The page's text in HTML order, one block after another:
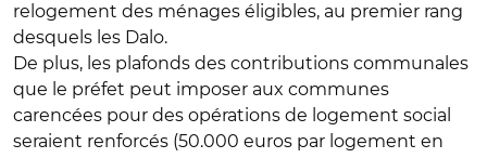
relogement des ménages éligibles, au premier rang
desquels les Dalo.
De plus, les plafonds des contributions communales
que le préfet peut imposer aux communes
carencées pour des opérations de logement social
seraient renforcés (50.000 euros par logement en